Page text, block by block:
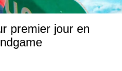
premier jour en